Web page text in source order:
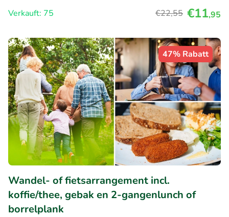
Verkauft: 75
€22,55 €11,95
47% Rabatt
Wandel- of fietsarrangement incl.
koffie/thee, gebak en 2-gangenlunch of
borrelplank